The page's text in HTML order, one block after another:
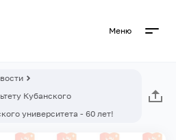
Меню
Кубанского
университета - 60 лет!